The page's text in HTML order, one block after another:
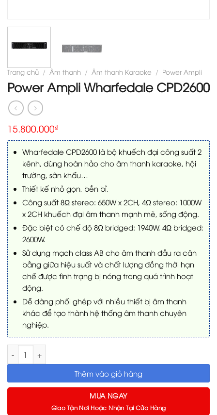
Trang chủ / Âm thanh / Âm thanh Karaoke / Power Ampli
Power Ampli Wharfedale CPD2600
15.800.000₫
Wharfedale CPD2600 là bộ khuếch đại công suất 2
kênh, dùng hoàn hảo cho âm thanh karaoke, hội
trường, sân khấu…
Thiết kế nhỏ gọn, bền bỉ.
Công suất 8Ω stereo: 650W x 2CH, 4Ω stereo: 1000W
x 2CH khuếch đại âm thanh mạnh mẽ, sống động.
Đặc biệt có chế độ 8Ω bridged: 1940W, 4Ω bridged:
2600W.
Sử dụng mạch class AB cho âm thanh đầu ra cân
bằng giữa hiệu suất và chất lượng đồng thời hạn
chế được tình trạng bị nóng trong quá trình hoạt
động.
Dễ dàng phối ghép với nhiều thiết bị âm thanh
khác để tạo thành hệ thống âm thanh chuyên
nghiệp.
Power Ampli Wharfedale CPD2600 số lượng
Thêm vào giỏ hàng
MUA NGAY
Giao Tận Nơi Hoặc Nhận Tại Cửa Hàng